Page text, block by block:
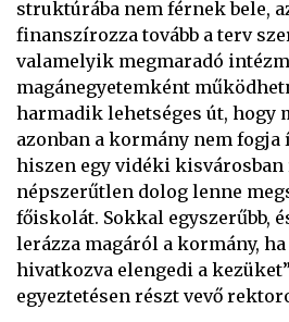
struktúrába nem férnek bele,
finanszírozza tovább a terv
valamelyik megmaradó
magánegyetemként
harmadik lehetséges út, hogy
azonban a kormány nem
hiszen egy vidéki
népszerűtlen dolog lenne
főiskolát. Sokkal egyszerűbb,
lerázza magáról a kormány,
hivatkozva elengedi a
egyeztetésen részt vevő